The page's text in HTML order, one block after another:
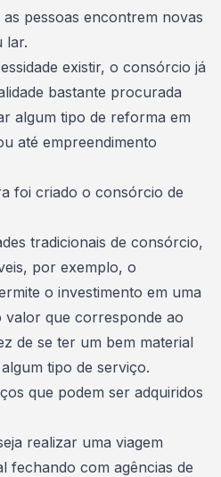
pessoas encontrem novas
lar.
existir, o consórcio já
bastante procurada
algum tipo de reforma em
até empreendimento
foi criado o consórcio de
tradicionais de consórcio,
, por exemplo, o
o investimento em uma
valor que corresponde ao
de se ter um bem material
tipo de serviço.
que podem ser adquiridos
realizar uma viagem
fechando com agências de